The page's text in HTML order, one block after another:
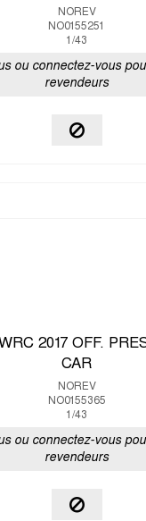
NOREV
NO0155251
1/43
ou connectez-vous
revendeurs
2017 OFF.
CAR
NOREV
NO0155365
1/43
ou connectez-vous
revendeurs